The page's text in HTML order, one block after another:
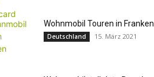
Wohnmobil Touren in Franken
Deutschland 15. März 2021